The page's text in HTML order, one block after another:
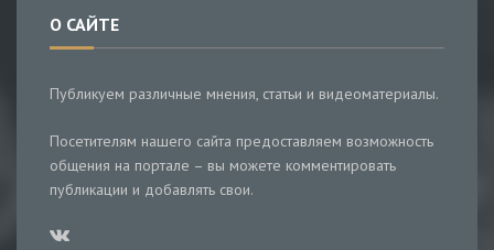
О САЙТЕ
Публикуем различные мнения, статьи и видеоматериалы.
Посетителям нашего сайта предоставляем возможность
общения на портале – вы можете комментировать
публикации и добавлять свои.